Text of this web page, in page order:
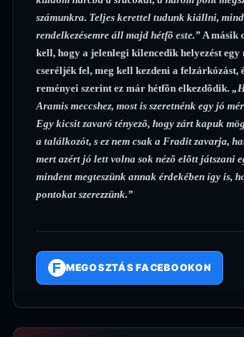
számunkra. Teljes kerettel tudunk kiállni,
rendelkezésemre áll majd hétfõ este.”A másik
kell, hogy a jelenlegi kilencedik helyezést
cseréljék fel, meg kell kezdeni a felzárkózást,
reményei szerint ez már hétfõn elkezdõdik.
Aramis meccshez, most is szeretnénk egy jó
Egy kicsit zavaró tényezõ, hogy zárt kapuk
a találkozót, s ez nem csak a Fradit zavarja,
mert azért jó lett volna sok nézõ elõtt játszani
mindent megteszünk annak érdekében így is,
pontokat szerezzünk.”
F MEGOSZTÁS FACEBOOKON